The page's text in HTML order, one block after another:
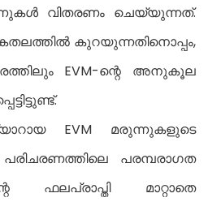
വിതരണം ചെയ്യുന്നത്.
കുറയുന്നതിനൊപ്പം,
EVM-ന്റെ അനുകൂല
EVM മരുന്നുകളുടെ
പരിചരണത്തിലെ പരമ്പരാഗത
ഫലപ്രാപ്തി മാറ്റാതെ